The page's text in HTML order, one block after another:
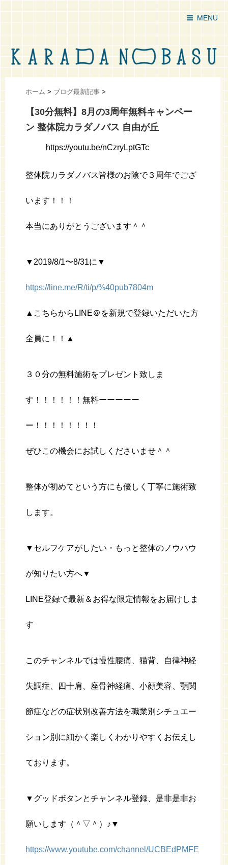
MENU
ホーム > ブログ最新記事 >
【30分無料】8月の3周年無料キャンペー
ン 整体院カラダノバス 自由が丘
https://youtu.be/nCzryLptGTc
整体院カラダノバス皆様のお陰で３周年でござ
います！！！
本当にありがとうございます＾＾
▼2019/8/1〜8/31に▼
https://line.me/R/ti/p/%40pub7804m
▲こちらからLINE＠を新規で登録いただいた方
全員に！！▲
３０分の無料施術をプレゼント致しま
す！！！！！！無料ーーーーー
ー！！！！！！！！
ぜひこの機会にお試しくださいませ＾＾
整体が初めてという方にも優しく丁寧に施術致
します。
▼セルフケアがしたい・もっと整体のノウハウ
が知りたい方へ▼
LINE登録で最新＆お得な限定情報をお届けしま
す
このチャンネルでは慢性腰痛、猫背、自律神経
失調症、四十肩、座骨神経痛、小顔美容、顎関
節症などの症状別改善方法を職業別シチュエー
ション別に細かく楽しくわかりやすくお伝えし
ております。
▼グッドボタンとチャンネル登録、是非是非お
願いします（＾▽＾）♪▼
https://www.youtube.com/channel/UCBEdPMFE